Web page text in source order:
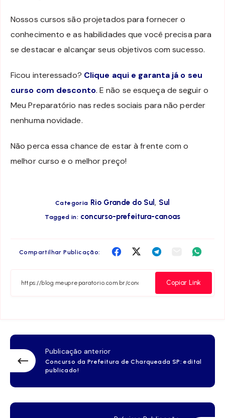
Nossos cursos são projetados para fornecer o
conhecimento e as habilidades que você precisa para
se destacar e alcançar seus objetivos com sucesso.
Ficou interessado? Clique aqui e garanta já o seu
curso com desconto. E não se esqueça de seguir o
Meu Preparatório nas redes sociais para não perder
nenhuma novidade.
Não perca essa chance de estar à frente com o
melhor curso e o melhor preço!
Categoria Rio Grande do Sul , Sul
Tagged in: concurso-prefeitura-canoas
Compartilhar Publicação:
Compartilha
Facebook
CompartilhaCompartilha
Telegram
Compartilha
Email
Copiar Link
Publicação anterior
Concurso da Prefeitura de Charqueada SP: edital
publicado!